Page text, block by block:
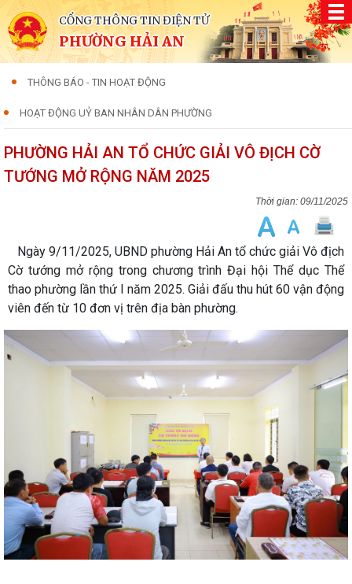
CỔNG THÔNG TIN ĐIỆN TỬ
PHƯỜNG HẢI AN
THÔNG BÁO - TIN HOẠT ĐỘNG
HOẠT ĐỘNG UỶ BAN NHÂN DÂN PHƯỜNG
PHƯỜNG HẢI AN TỔ CHỨC GIẢI VÔ ĐỊCH CỜ
TƯỚNG MỞ RỘNG NĂM 2025
09/11/2025
Ngày 9/11/2025, UBND phường Hải An tổ chức giải Vô địch
Cờ tướng mở rộng trong chương trình Đại hội Thể dục Thể
thao phường lần thứ I năm 2025. Giải đấu thu hút 60 vận động
viên đến từ 10 đơn vị trên địa bàn phường.